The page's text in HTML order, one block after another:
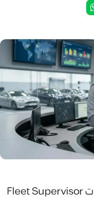
تعد وظيفة مشرف حركة السيارات Fleet Supervisor